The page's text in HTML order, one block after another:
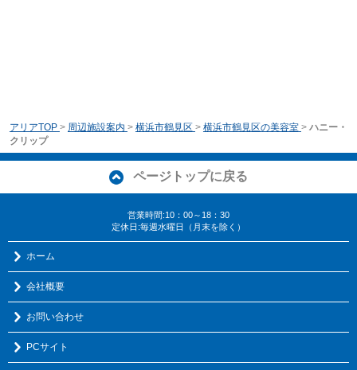
アリアTOP > 周辺施設案内 > 横浜市鶴見区 > 横浜市鶴見区の美容室 > ハニー・
クリップ
ページトップに戻る
営業時間:10：00～18：30
定休日:毎週水曜日（月末を除く）
ホーム
会社概要
お問い合わせ
PCサイト